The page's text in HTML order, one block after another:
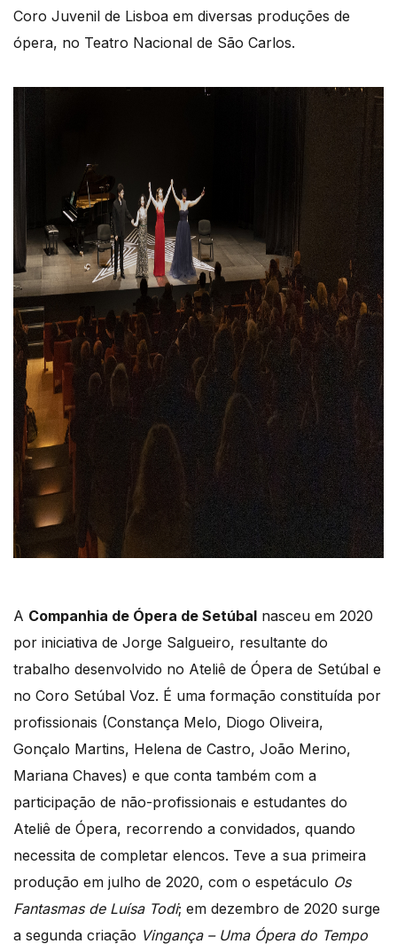
Coro Juvenil de Lisboa em diversas produções de
ópera, no Teatro Nacional de São Carlos.
A Companhia de Ópera de Setúbal nasceu em 2020
por iniciativa de Jorge Salgueiro, resultante do
trabalho desenvolvido no Ateliê de Ópera de Setúbal e
no Coro Setúbal Voz. É uma formação constituída por
profissionais (Constança Melo, Diogo Oliveira,
Gonçalo Martins, Helena de Castro, João Merino,
Mariana Chaves) e que conta também com a
participação de não-profissionais e estudantes do
Ateliê de Ópera, recorrendo a convidados, quando
necessita de completar elencos. Teve a sua primeira
produção em julho de 2020, com o espetáculo Os
Fantasmas de Luísa Todi; em dezembro de 2020 surge
a segunda criação Vingança – Uma Ópera do Tempo